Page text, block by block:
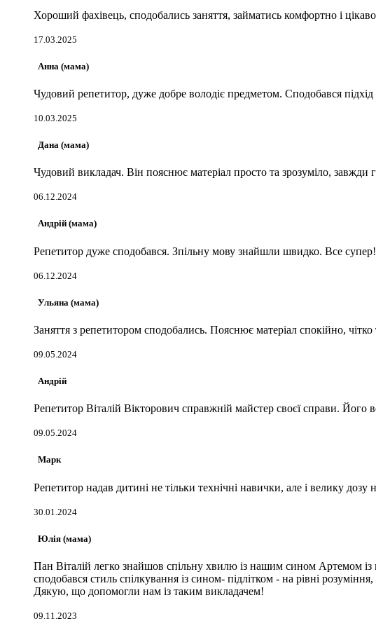
Хороший фахівець, сподобались заняття, займатись комфортно і
17.03.2025
Анна (мама)
Чудовий репетитор, дуже добре володіє предметом. Сподобався
10.03.2025
Дана (мама)
Чудовий викладач. Він пояснює матеріал просто та зрозуміло, завжди
06.12.2024
Андрій (мама)
Репетитор дуже сподобався. Зпільну мову знайшли швидко. Все супер!
06.12.2024
Ульяна (мама)
Заняття з репетитором сподобались. Пояснює матеріал спокійно, чітко
09.05.2024
Андрій
Репетитор Віталій Вікторович справжній майстер своєї справи. Його
09.05.2024
Марк
Репетитор надав дитині не тільки технічні навички, але і велику
30.01.2024
Юлія (мама)
Пан Віталій легко знайшов спільну хвилю із нашим сином Артемом із
сподобався стиль спілкування із сином- підлітком - на рівні
Дякую, що допомогли нам із таким викладачем!
09.11.2023